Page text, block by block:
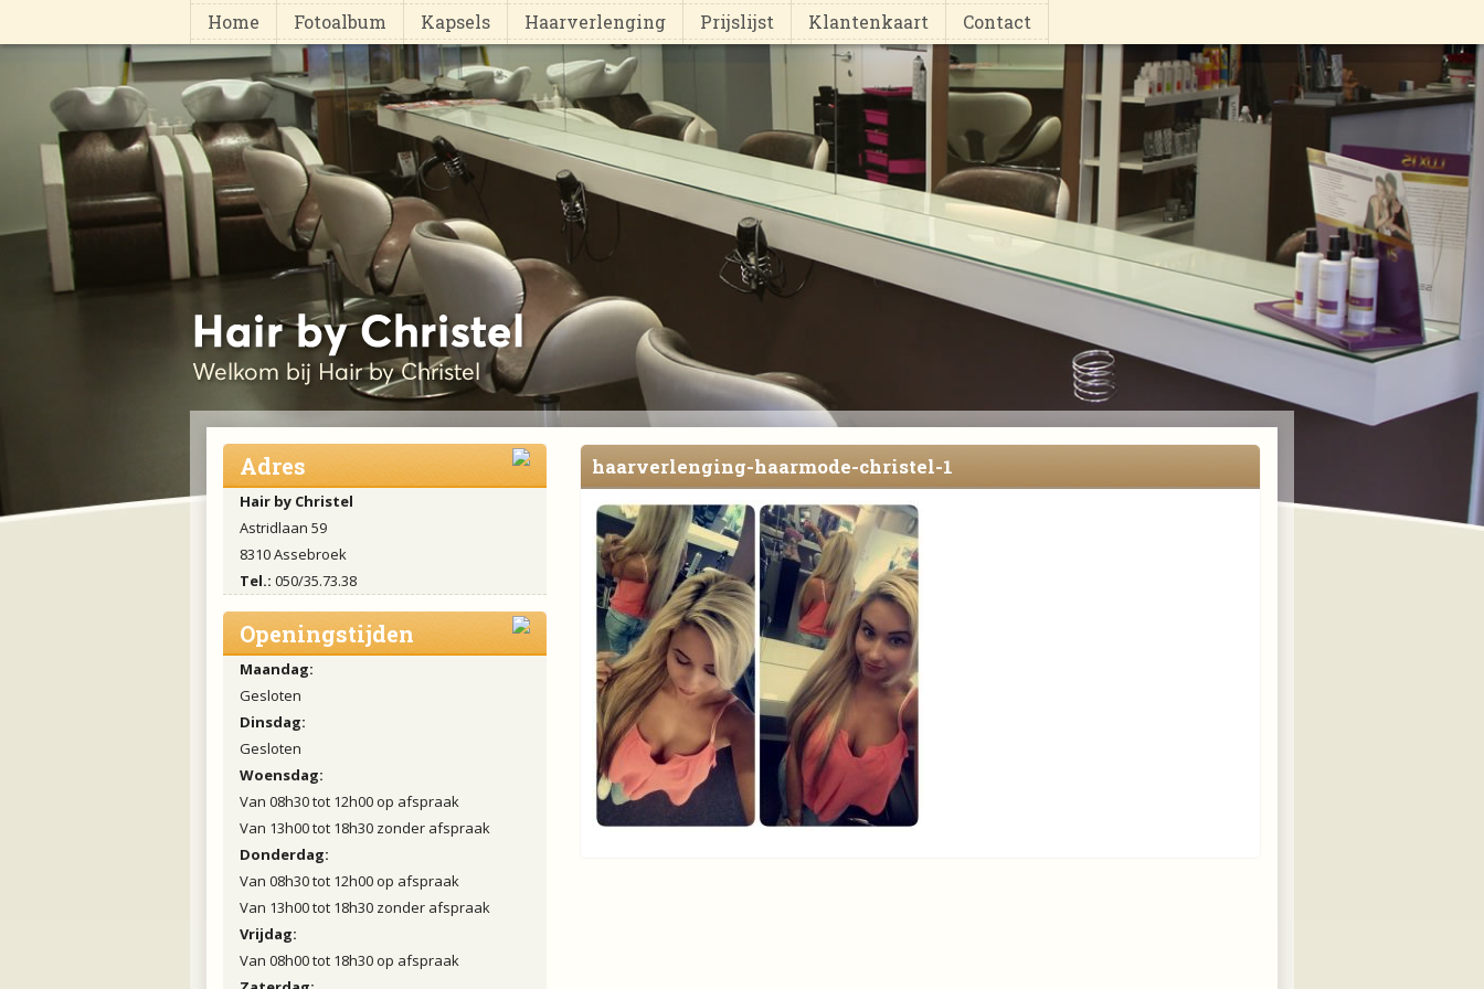
Home Fotoalbum Kapsels Haarverlenging Prijslijst Klantenkaart Contact
Adres
Hair by Christel
Astridlaan 59
8310 Assebroek
Tel.: 050/35.73.38
Openingstijden
Maandag:
Gesloten
Dinsdag:
Gesloten
Woensdag:
Van 08h30 tot 12h00 op afspraak
Van 13h00 tot 18h30 zonder afspraak
Donderdag:
Van 08h30 tot 12h00 op afspraak
Van 13h00 tot 18h30 zonder afspraak
Vrijdag:
Van 08h00 tot 18h30 op afspraak
haarverlenging-haarmode-christel-1